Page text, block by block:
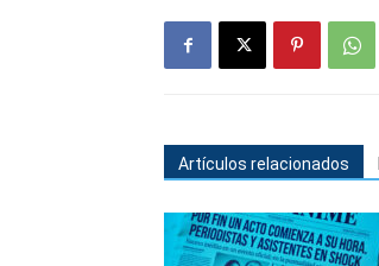
Artículos relacionados